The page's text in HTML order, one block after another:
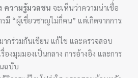
ความรู้มวลชน จะเห็นว่าความน่าเชื่อ
มี “ผู้เชี่ยวชาญไม่กี่คน” แต่เกิดจากการ:
กร่วมกันเขียน แก้ไข และตรวจสอบ
รื่องมุมมองเป็นกลาง การอ้างอิง และการ
ฉบับ